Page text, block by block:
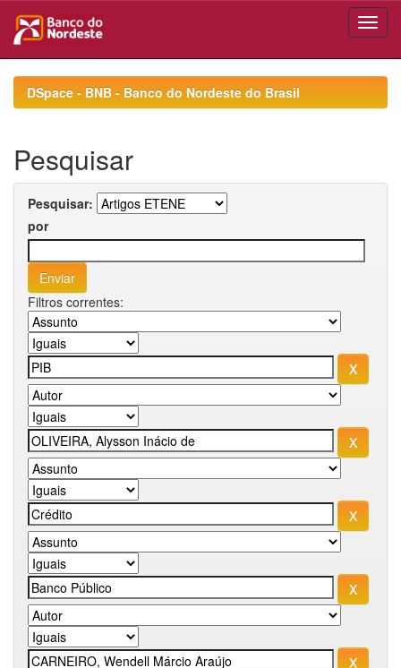
navigationDSpace - BNB - Banco do Nordeste do Brasil
Pesquisar
Pesquisar:
por
Filtros correntes: